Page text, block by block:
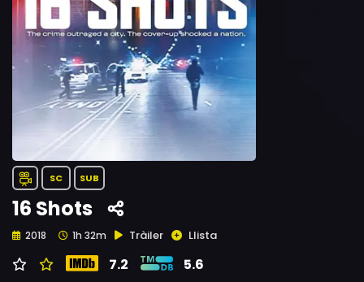
SC SUB
16 Shots
2018 1h 32m Tràiler Llista
7.2 5.6